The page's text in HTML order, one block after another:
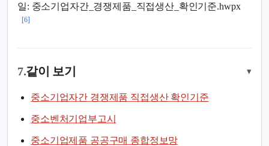
일: 중소기업자간_경쟁제품_직접생산_확인기준.hwpx
[6]
7.같이 보기 ▾
중소기업자간 경쟁제품 직접생산 확인기준
중소벤처기업부고시
중소기업제품 공공구매 종합정보망